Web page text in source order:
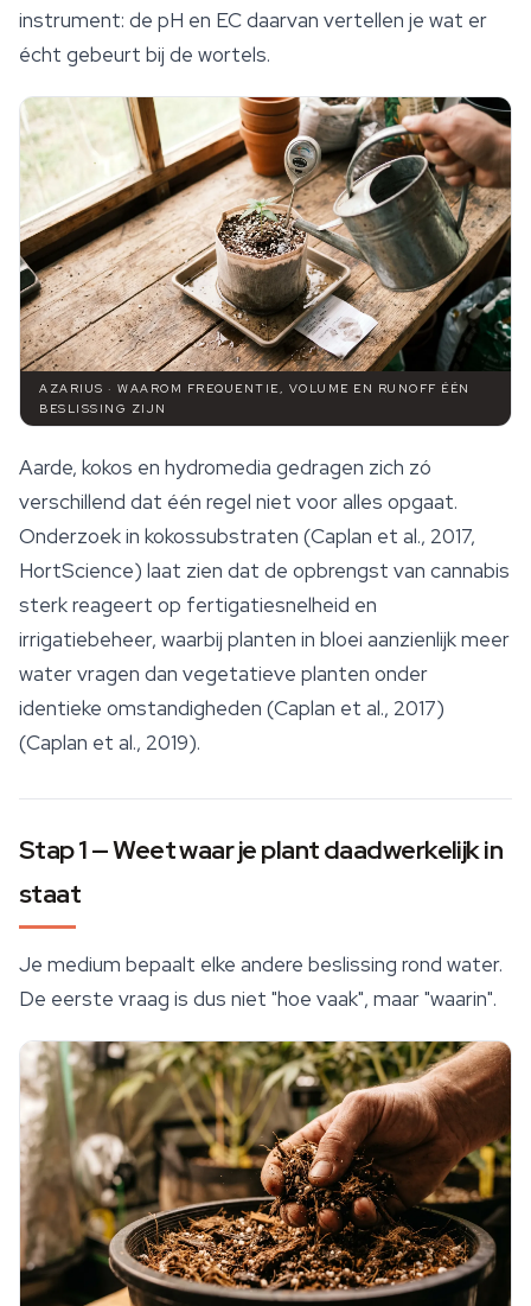
instrument: de pH en EC daarvan vertellen je wat er
écht gebeurt bij de wortels.
AZARIUS · WAAROM FREQUENTIE, VOLUME EN RUNOFF ÉÉN
BESLISSING ZIJN
Aarde, kokos en hydromedia gedragen zich zó
verschillend dat één regel niet voor alles opgaat.
Onderzoek in kokossubstraten (Caplan et al., 2017,
HortScience) laat zien dat de opbrengst van cannabis
sterk reageert op fertigatiesnelheid en
irrigatiebeheer, waarbij planten in bloei aanzienlijk meer
water vragen dan vegetatieve planten onder
identieke omstandigheden (Caplan et al., 2017)
(Caplan et al., 2019).
Stap 1 — Weet waar je plant daadwerkelijk in
staat
Je medium bepaalt elke andere beslissing rond water.
De eerste vraag is dus niet "hoe vaak", maar "waarin".